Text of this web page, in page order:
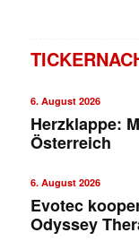
6. August 2026
Herzklappe:
Österreich
6. August 2026
Evotec
Odyssey